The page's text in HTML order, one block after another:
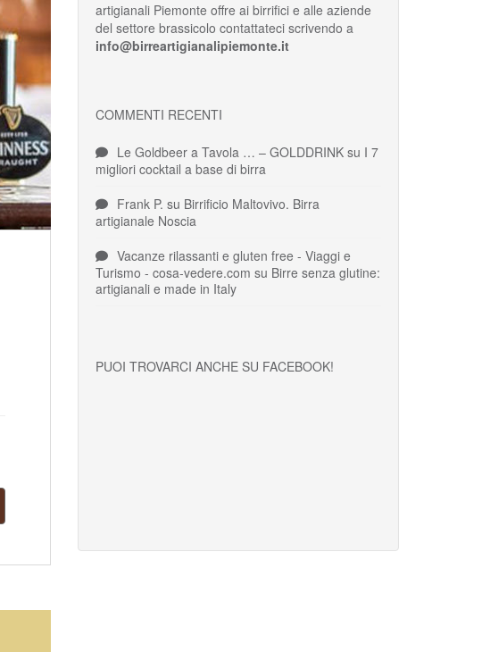
artigianali Piemonte offre ai birrifici e alle aziende
del settore brassicolo contattateci scrivendo a
info@birreartigianalipiemonte.it
COMMENTI RECENTI
Le Goldbeer a Tavola … – GOLDDRINK su I 7
migliori cocktail a base di birra
Frank P. su Birrificio Maltovivo. Birra
artigianale Noscia
Vacanze rilassanti e gluten free - Viaggi e
Turismo - cosa-vedere.com su Birre senza glutine:
artigianali e made in Italy
PUOI TROVARCI ANCHE SU FACEBOOK!